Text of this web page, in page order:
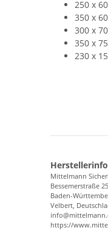
250 x
350 x
300 x
350 x
230 x
Mittelmann
Bessemerstraße 25
Baden-
Velbert,
https://